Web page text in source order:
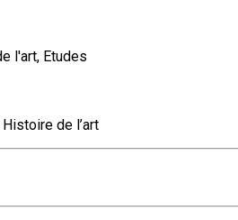
l'art, Etudes
de l’art